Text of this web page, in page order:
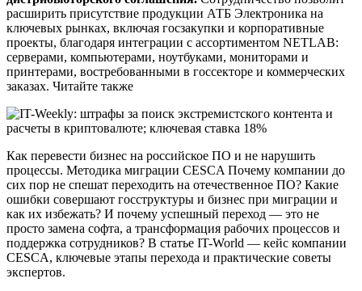
расширить присутствие продукции АТБ Электроника на
ключевых рынках, включая госзакупки и корпоративные
проекты, благодаря интеграции с ассортиментом NETLAB:
серверами, компьютерами, ноутбуками, мониторами и
принтерами, востребованными в госсекторе и коммерческих
заказах. Читайте также
Как перевести бизнес на российское ПО и не нарушить
процессы. Методика миграции CESCA Почему компании до
сих пор не спешат переходить на отечественное ПО? Какие
ошибки совершают госструктуры и бизнес при миграции и
как их избежать? И почему успешный переход — это не
просто замена софта, а трансформация рабочих процессов и
поддержка сотрудников? В статье IT-World — кейс компании
CESCA, ключевые этапы перехода и практические советы
экспертов.